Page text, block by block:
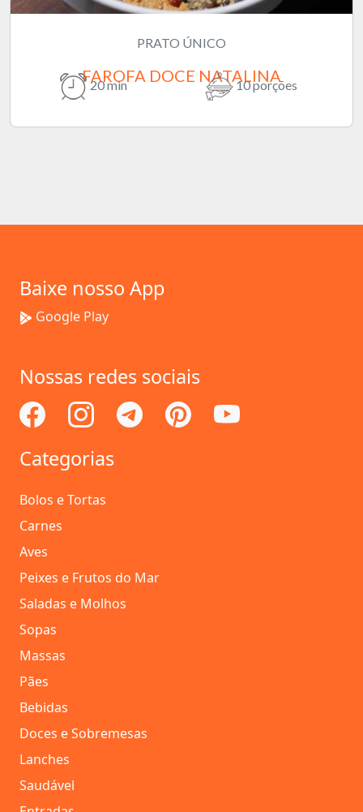
PRATO ÚNICO
FAROFA DOCE NATALINA
20 min 10 porções
Baixe nosso App
Google Play
Nossas redes sociais
Categorias
Bolos e Tortas
Carnes
Aves
Peixes e Frutos do Mar
Saladas e Molhos
Sopas
Massas
Pães
Bebidas
Doces e Sobremesas
Lanches
Saudável